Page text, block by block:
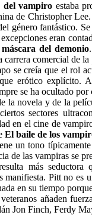
del vampiro estaba
de Christopher
género fantástico.
eran
del demonio
carrera comercial de
se creía que el rol
erótico explícito.
se ha ocultado
la novela y de la
sectores
en el cine de
El baile de los
un tono
de las vampiras se
más seductora
manifiesta. Pitt no es
en su tiempo
añaden
Jon Finch, Ferdy